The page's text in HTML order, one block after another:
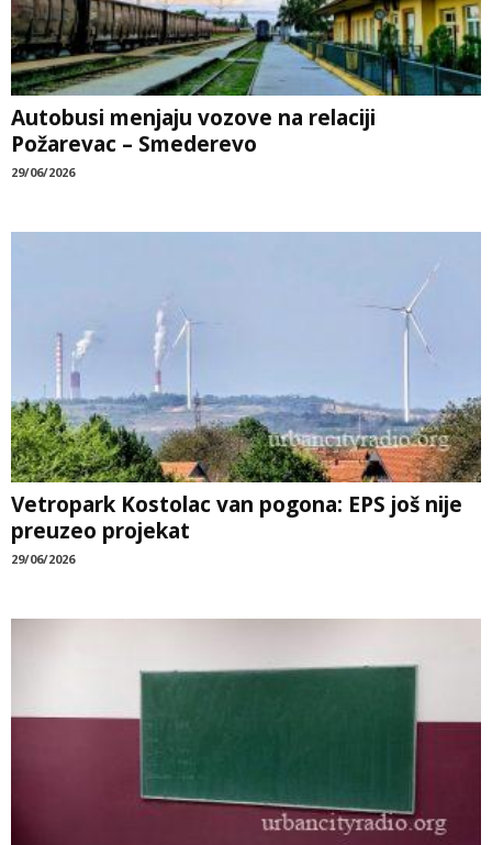
Autobusi menjaju vozove na relaciji
Požarevac – Smederevo
29/06/2026
Vetropark Kostolac van pogona: EPS još nije
preuzeo projekat
29/06/2026